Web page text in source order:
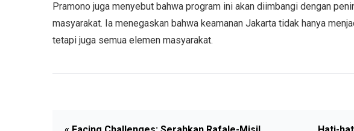
Pramono juga menyebut bahwa program ini akan diimbangi dengan
masyarakat. Ia menegaskan bahwa keamanan Jakarta tidak hanya
tetapi juga semua elemen masyarakat.